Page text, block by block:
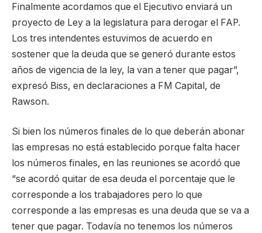
Finalmente acordamos que el Ejecutivo enviará un
proyecto de Ley a la legislatura para derogar el FAP.
Los tres intendentes estuvimos de acuerdo en
sostener que la deuda que se generó durante estos
años de vigencia de la ley, la van a tener que pagar”,
expresó Biss, en declaraciones a FM Capital, de
Rawson.
Si bien los números finales de lo que deberán abonar
las empresas no está establecido porque falta hacer
los números finales, en las reuniones se acordó que
“se acordó quitar de esa deuda el porcentaje que le
corresponde a los trabajadores pero lo que
corresponde a las empresas es una deuda que se va a
tener que pagar. Todavía no tenemos los números